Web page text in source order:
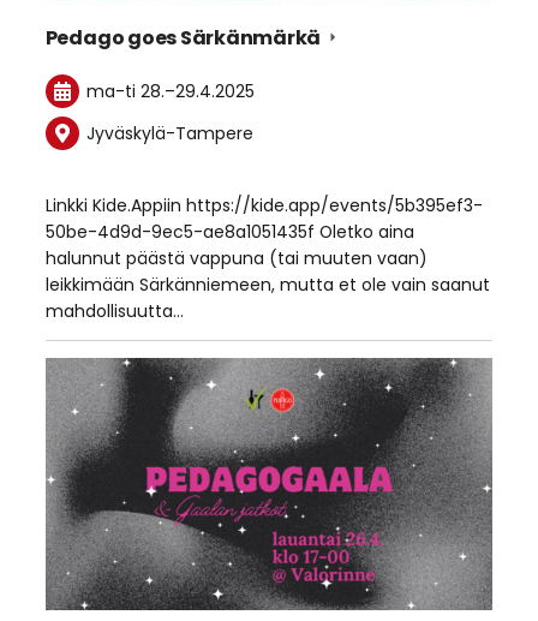
Pedago goes Särkänmärkä
ma-ti28.–29.4.2025
Jyväskylä-Tampere
Linkki Kide.Appiin https://kide.app/events/5b395ef3-
50be-4d9d-9ec5-ae8a1051435f Oletko aina
halunnut päästä vappuna (tai muuten vaan)
leikkimään Särkänniemeen, mutta et ole vain saanut
mahdollisuutta…